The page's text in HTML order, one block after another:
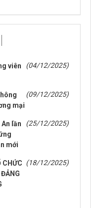
viên
(04/12/2025)
mại
(09/12/2025)
lần
mới
(25/12/2025)
CHỨC (18/12/2025)